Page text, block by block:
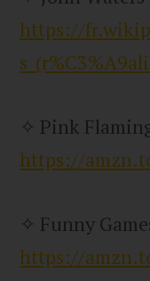
https://
✧ Pink
https://
✧ Funny
https://